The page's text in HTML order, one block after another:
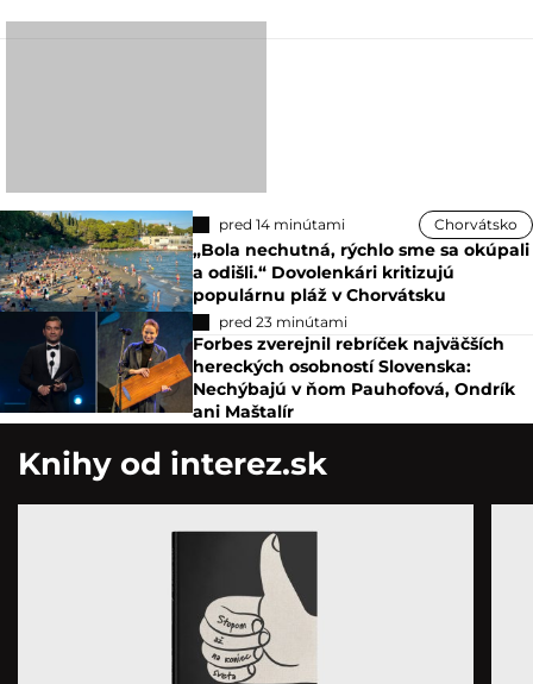
pred 14 minútami Chorvátsko
„Bola nechutná, rýchlo sme sa okúpali
a odišli.“ Dovolenkári kritizujú
populárnu pláž v Chorvátsku
pred 23 minútami
Forbes zverejnil rebríček najväčších
hereckých osobností Slovenska:
Nechýbajú v ňom Pauhofová, Ondrík
ani Maštalír
Knihy od interez.sk